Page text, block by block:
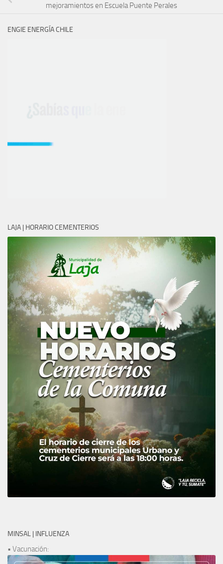
mejoramientos en Escuela Puente Perales
ENGIE ENERGÍA CHILE
LAJA | HORARIO CEMENTERIOS
MINSAL | INFLUENZA
• Vacunación: